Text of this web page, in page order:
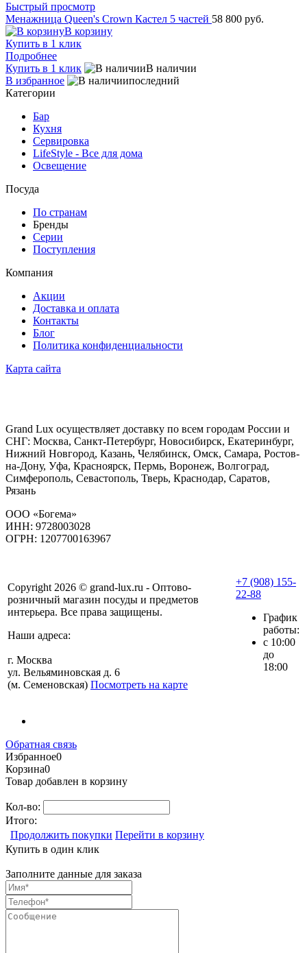
Быстрый просмотр
Менажница Queen's Crown Кастел 5 частей 58 800 руб.
В корзину
Купить в 1 клик
Подробнее
Купить в 1 клик
В наличии
В избранное
последний
Категории
Бар
Кухня
Сервировка
LifeStyle - Все для дома
Освещение
Посуда
По странам
Бренды
Серии
Поступления
Компания
Акции
Доставка и оплата
Контакты
Блог
Политика конфиденциальности
Карта сайта
Grand Lux осуществляет доставку по всем городам России и
СНГ: Москва, Санкт-Петербург, Новосибирск, Екатеринбург,
Нижний Новгород, Казань, Челябинск, Омск, Самара, Ростов-
на-Дону, Уфа, Красноярск, Пермь, Воронеж, Волгоград,
Симферополь, Севастополь, Тверь, Краснодар, Саратов,
Рязань
ООО «Богема»
ИНН: 9728003028
ОГРН: 1207700163967
Copyright 2026 © grand-lux.ru - Оптово-
розничный магазин посуды и предметов
интерьера. Все права защищены.
Наши адреса:
г. Москва
ул. Вельяминовская д. 6
(м. Семеновская) Посмотреть на карте
+7 (908) 155-
22-88
График
работы:
с 10:00
до
18:00
Обратная связь
Избранное0
Корзина0
Товар добавлен в корзину
Кол-во:
Итого:
Продолжить покупки Перейти в корзину
Купить в один клик
Заполните данные для заказа